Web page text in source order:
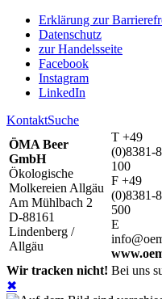
Erklärung zur
Datenschutz
zur Handelsseite
Facebook
Instagram
LinkedIn
KontaktSuche
ÖMA Beer
GmbH
Ökologische
Molkereien Allgäu
Am Mühlbach 2
D-88161
Lindenberg /
Allgäu
T +49
(0)8381-
100
F +49
(0)8381-
500
E
Wir tracken nicht! Bei uns
✖